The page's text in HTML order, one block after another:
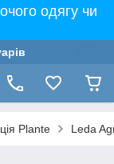
одягу чи
Plante Leda